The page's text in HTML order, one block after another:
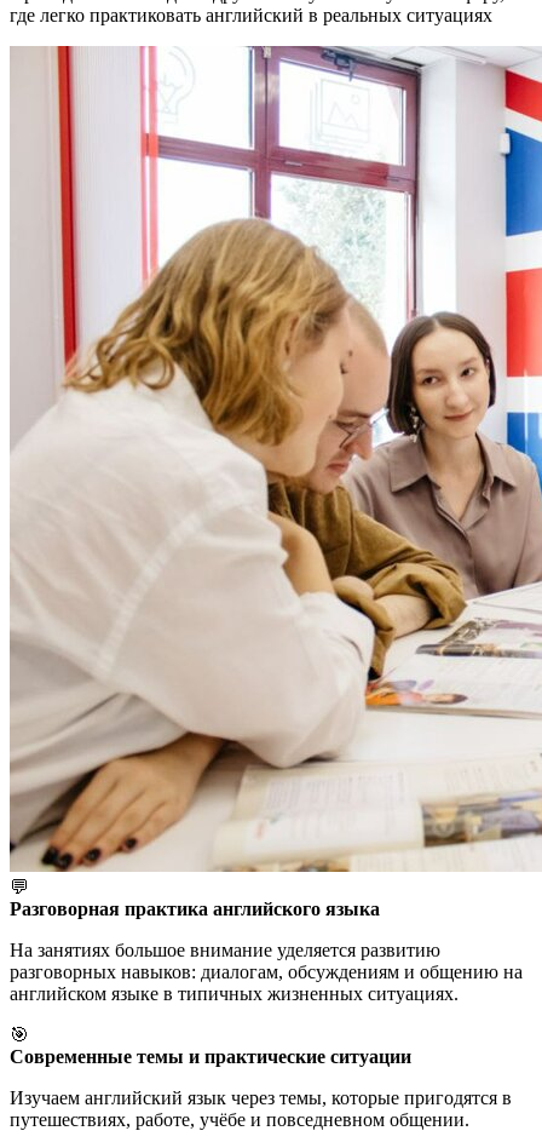
где легко практиковать английский в реальных ситуациях
💬
Разговорная практика английского языка
На занятиях большое внимание уделяется развитию
разговорных навыков: диалогам, обсуждениям и общению на
английском языке в типичных жизненных ситуациях.
🎯
Современные темы и практические ситуации
Изучаем английский язык через темы, которые пригодятся в
путешествиях, работе, учёбе и повседневном общении.